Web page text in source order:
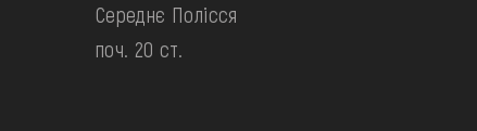
Середнє Полісся
поч. 20 ст.